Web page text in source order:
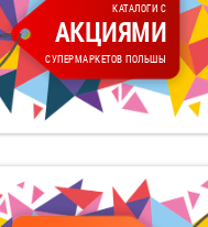
КАТАЛОГИ С
АКЦИЯМИ
СУПЕРМАРКЕТОВ ПОЛЬШЫ